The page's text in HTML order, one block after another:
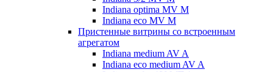
Indiana optima MV M
Indiana eco MV M
Пристенные витрины со встроенным
агрегатом
Indiana medium AV A
Indiana eco medium AV A